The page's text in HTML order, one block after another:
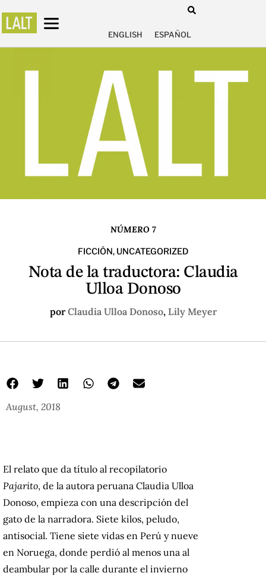
ENGLISH ESPAÑOL
NÚMERO 7
FICCIÓN, UNCATEGORIZED
Nota de la traductora: Claudia
Ulloa Donoso
porClaudia Ulloa Donoso, Lily Meyer
August, 2018
El relato que da título al recopilatorio
Pajarito, de la autora peruana Claudia Ulloa
Donoso, empieza con una descripción del
gato de la narradora. Siete kilos, peludo,
antisocial. Tiene siete vidas en Perú y nueve
en Noruega, donde perdió al menos una al
deambular por la calle durante el invierno